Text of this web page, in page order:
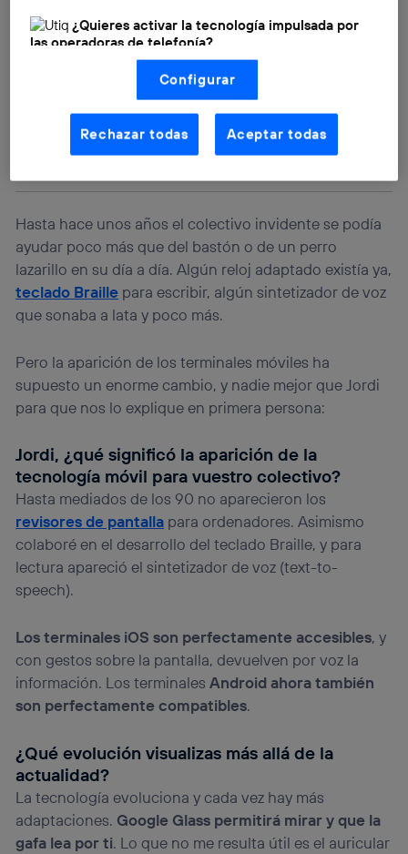
Hasta hace unos años el colectivo invidente se podía
ayudar poco más que del bastón o de un perro
lazarillo en su día a día. Algún reloj adaptado existía ya,
teclado Braille para escribir, algún sintetizador de voz
que sonaba a lata y poco más.
Pero la aparición de los terminales móviles ha
supuesto un enorme cambio, y nadie mejor que Jordi
para que nos lo explique en primera persona:
Jordi, ¿qué significó la aparición de la
tecnología móvil para vuestro colectivo?
Hasta mediados de los 90 no aparecieron los
revisores de pantalla para ordenadores. Asimismo
colaboré en el desarrollo del teclado Braille, y para
lectura apareció el sintetizador de voz (text-to-
speech).
Los terminales iOS son perfectamente accesibles, y
con gestos sobre la pantalla, devuelven por voz la
información. Los terminalesAndroid ahora también
son perfectamente compatibles.
¿Qué evolución visualizas más allá de la
actualidad?
La tecnología evoluciona y cada vez hay más
adaptaciones. Google Glass permitirá mirar y que la
gafa lea por ti. Lo que no me resulta útil es el auricular
¿Quieres activar la tecnología impulsada por
las operadoras de telefonía?
Nosotros, Telefónica S.A., utilizamos la tecnología Utiq para
realizar nuestras acciones de marketing digital o análisis
(como se describe en este aviso de consentimiento)
basadas en tu navegación en nuestra(s) web(s)
aquí (solo cuando utilizas una conexión a
internet habilitada , proporcionada por una de las
operadoras de telefonía participantes, y otorgas tu
La tecnología Utiq está diseñada con la privacidad como
prioridad ofreciéndote elección y control.
La tecnología utiliza un identificador cifrado creado por tu
operadora de telefonía, utilizando tu dirección IP y otra
información de la cuenta de cliente de
telecomunicaciones vinculada a la conexión que utilizas
(p. ej., número de teléfono móvil).
consienta el uso de la tecnología recibirá el mismo
identificador. Típicamente:
Si utilizas unaconexión de banda ancha(p. ej., Wi-Fi),
actividades de navegación de los miembros del hogar
que hayan dado su consentimiento.
Si utilizas datos móviles , el marketing será más
personalizado, ya que se basará únicamente en la
navegación del usuario del móvil.
Puedes gestionar los consentimientos Utiq seleccionando
“Administrar Utiq” en la parte inferior de esta página web o
visitando el
portal de privacidad de Utiq
(“consenthub”)
Configurar
Rechazar todas Aceptar todas